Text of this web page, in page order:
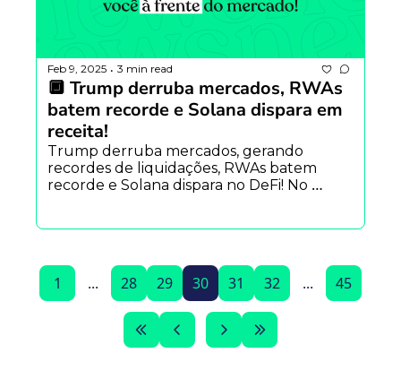
Feb 9, 2025 • 3 min read
🔲 Trump derruba mercados, RWAs
batem recorde e Solana dispara em
receita!
Trump derruba mercados, gerando
recordes de liquidações, RWAs batem
recorde e Solana dispara no DeFi! No
1 ... 28 29 30 31 32 ... 45